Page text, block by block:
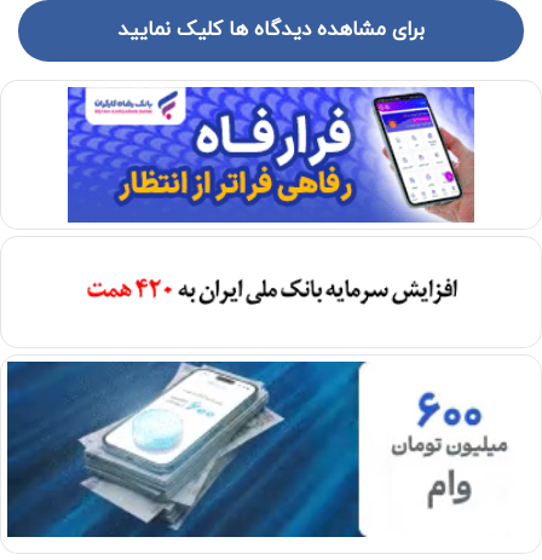
برای مشاهده دیدگاه ها کلیک نمایید